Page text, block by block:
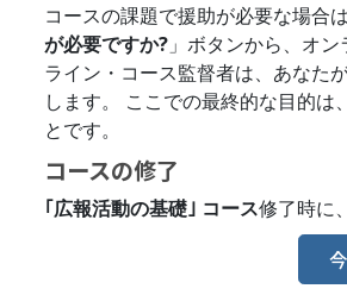
コースの課題で援助が必要な場合
が必要ですか? 」ボタンから、オ
ライン・コース監督者は、あなた
します。 ここでの最終的な目的
とです。
コースの修了
｢広報活動の基礎｣ コース修了時に、